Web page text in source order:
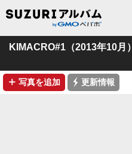
KIMACRO#1（2013年10月）
➕ 写真を追加 ⚡ 更新情報